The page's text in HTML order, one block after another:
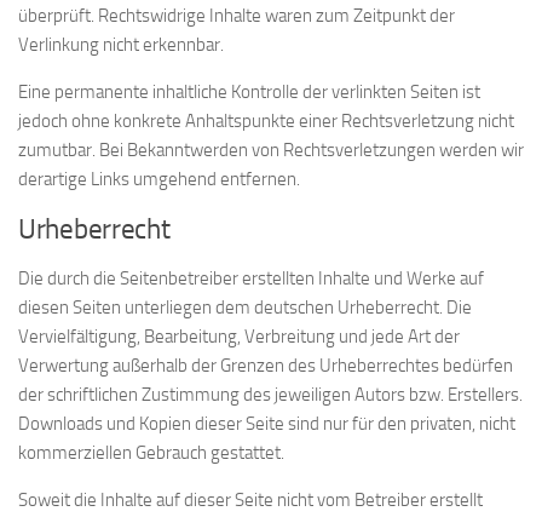
überprüft. Rechtswidrige Inhalte waren zum Zeitpunkt der
Verlinkung nicht erkennbar.
Eine permanente inhaltliche Kontrolle der verlinkten Seiten ist
jedoch ohne konkrete Anhaltspunkte einer Rechtsverletzung nicht
zumutbar. Bei Bekanntwerden von Rechtsverletzungen werden wir
derartige Links umgehend entfernen.
Urheberrecht
Die durch die Seitenbetreiber erstellten Inhalte und Werke auf
diesen Seiten unterliegen dem deutschen Urheberrecht. Die
Vervielfältigung, Bearbeitung, Verbreitung und jede Art der
Verwertung außerhalb der Grenzen des Urheberrechtes bedürfen
der schriftlichen Zustimmung des jeweiligen Autors bzw. Erstellers.
Downloads und Kopien dieser Seite sind nur für den privaten, nicht
kommerziellen Gebrauch gestattet.
Soweit die Inhalte auf dieser Seite nicht vom Betreiber erstellt